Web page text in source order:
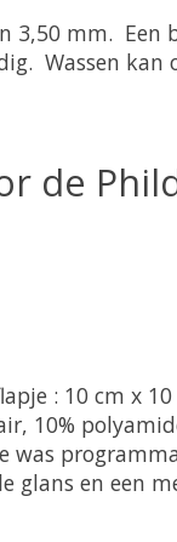
3,50 mm.
Wassen
de
: 10 cm x
10%
was
glans en een